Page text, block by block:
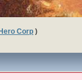
Corp )